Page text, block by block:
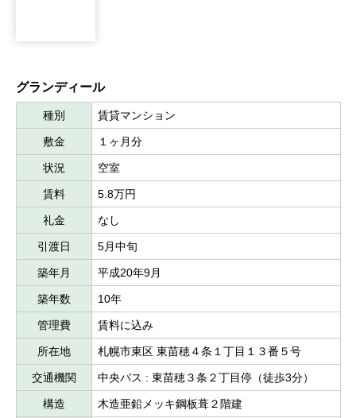
グランディール
種別 賃貸マンション
敷金 １ヶ月分
状況 空室
賃料 5.8万円
礼金 なし
引渡日 5月中旬
築年月 平成20年9月
築年数 10年
管理費 賃料に込み
所在地 札幌市東区 東苗穂４条１丁目１３番５号
交通機関 中央バス : 東苗穂３条２丁目停（徒歩3分）
構造 木造亜鉛メッキ鋼板葺２階建